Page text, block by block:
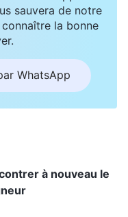
J’ai lu de
Puissant et j’ai
la voix du
sûr que Dieu
nous
quant aux
la crainte
ne nous
sauvera de notre
la bonne
WhatsApp
à nouveau le